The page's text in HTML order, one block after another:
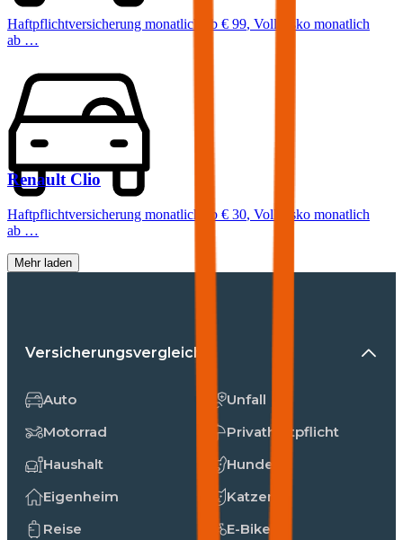
Haftpflichtversicherung monatlich ab € 99, Vollkasko monatlich
ab …
Renault Clio
Haftpflichtversicherung monatlich ab € 30, Vollkasko monatlich
ab …
Mehr laden
Versicherungsvergleiche
Auto
Motorrad
Haushalt
Eigenheim
Reise
Unfall
Privathaftpflicht
Hunde
Katzen
E-Bike